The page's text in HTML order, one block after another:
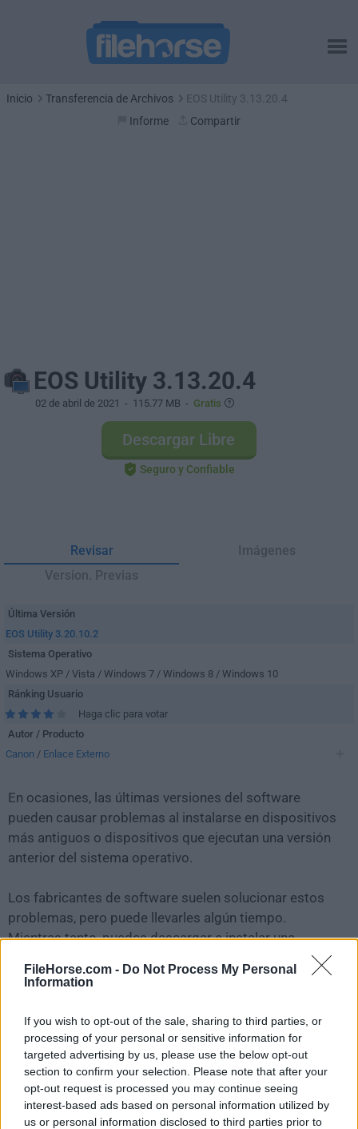
FileHorse.com - Do Not Process My Personal
Information
If you wish to opt-out of the sale, sharing to third parties, or
processing of your personal or sensitive information for
targeted advertising by us, please use the below opt-out
section to confirm your selection. Please note that after your
opt-out request is processed you may continue seeing
interest-based ads based on personal information utilized by
us or personal information disclosed to third parties prior to
Inicio Transferencia de Archivos
EOS Utility 3.13.20.4
Informe
Compartir
EOS Utility 3.13.20.4
02 de abril de 2021 - 115.77 MB - Gratis
Descargar Libre
Seguro y Confiable
Revisar
Imágenes
Version. Previas
Última Versión
EOS Utility 3.20.10.2
Sistema Operativo
Windows XP / Vista / Windows 7 / Windows 8 / Windows 10
Ránking Usuario
Haga clic para votar
Autor / Producto
Canon / Enlace Externo
En ocasiones, las últimas versiones del software
pueden causar problemas al instalarse en dispositivos
más antiguos o dispositivos que ejecutan una versión
anterior del sistema operativo.
Los fabricantes de software suelen solucionar estos
problemas, pero puede llevarles algún tiempo.
Mientras tanto, puedes descargar e instalar una
reciente de EOS Utility o leer nuestra reseña,
simplemente hazclic aquí .
Todas las versiones antiguas distribuidas en nuestro
sitio web son completamente libres de virus y están
disponibles para su descarga sin costo alguno.